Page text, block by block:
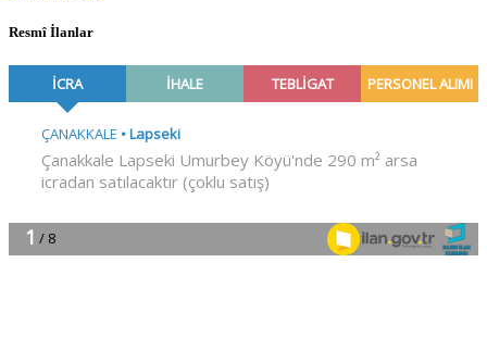
Resmî İlanlar